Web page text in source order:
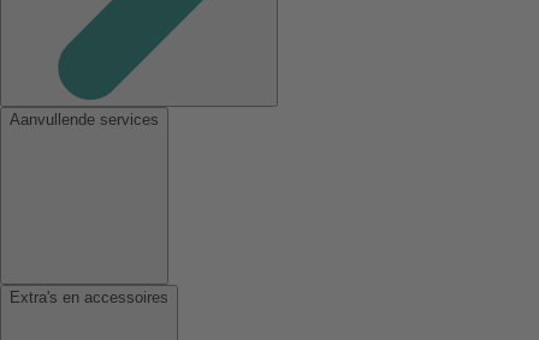
Aanvullende services
Extra's en accessoires